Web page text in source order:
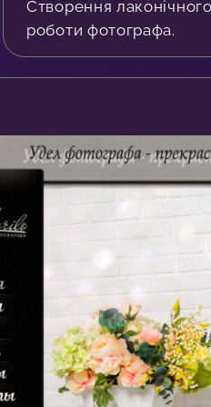
Створення
роботи фотографа.